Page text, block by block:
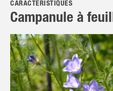
Conseil
Thèmes
Service
CARACTÉRISTIQUES
Campanule à